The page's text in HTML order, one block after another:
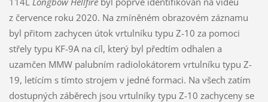
z července roku 2020. Na zmíněném obrazovém záznamu
byl přitom zachycen útok vrtulníku typu Z-10 za pomoci
střely typu KF-9A na cíl, který byl předtím odhalen a
uzamčen MMW palubním radiolokátorem vrtulníku typu Z-
19, letícím s tímto strojem v jedné formaci. Na všech zatím
dostupných záběrech jsou vrtulníky typu Z-10 zachyceny se